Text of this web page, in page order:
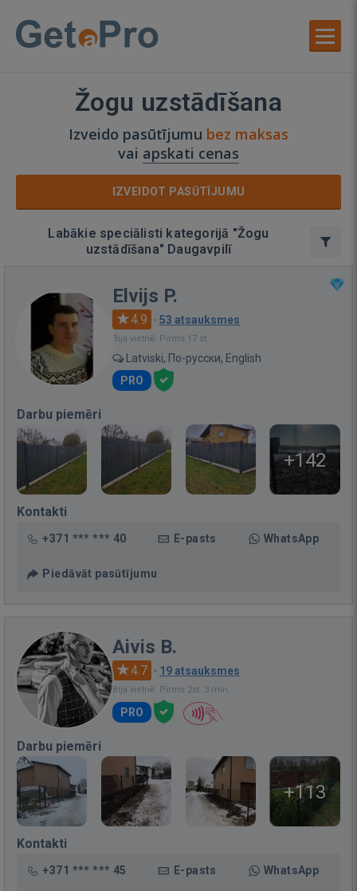
Žogu uzstādīšana
Izveido pasūtījumu bez maksas
vai apskati cenas
IZVEIDOT PASŪTĪJUMU
Labākie speciālisti kategorijā "Žogu
uzstādīšana" Daugavpilī
Elvijs P.
4.9 · 53 atsauksmes
Bija vietnē: Pirms 17 st.
Latviski, По-русски, English
PRO
Darbu piemēri
+142
Kontakti
+371 *** *** 40 E-pasts WhatsApp
Piedāvāt pasūtījumu
Aivis B.
4.7 · 19 atsauksmes
Bija vietnē: Pirms 2st. 3 min.
PRO
Darbu piemēri
+113
Kontakti
+371 *** *** 45 E-pasts WhatsApp